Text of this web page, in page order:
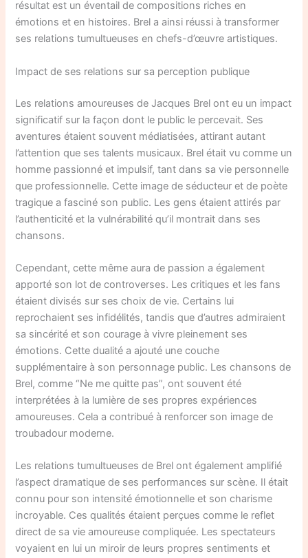
résultat est un éventail de compositions riches en
émotions et en histoires. Brel a ainsi réussi à transformer
ses relations tumultueuses en chefs-d’œuvre artistiques.
Impact de ses relations sur sa perception publique
Les relations amoureuses de Jacques Brel ont eu un impact
significatif sur la façon dont le public le percevait. Ses
aventures étaient souvent médiatisées, attirant autant
l’attention que ses talents musicaux. Brel était vu comme un
homme passionné et impulsif, tant dans sa vie personnelle
que professionnelle. Cette image de séducteur et de poète
tragique a fasciné son public. Les gens étaient attirés par
l’authenticité et la vulnérabilité qu’il montrait dans ses
chansons.
Cependant, cette même aura de passion a également
apporté son lot de controverses. Les critiques et les fans
étaient divisés sur ses choix de vie. Certains lui
reprochaient ses infidélités, tandis que d’autres admiraient
sa sincérité et son courage à vivre pleinement ses
émotions. Cette dualité a ajouté une couche
supplémentaire à son personnage public. Les chansons de
Brel, comme “Ne me quitte pas”, ont souvent été
interprétées à la lumière de ses propres expériences
amoureuses. Cela a contribué à renforcer son image de
troubadour moderne.
Les relations tumultueuses de Brel ont également amplifié
l’aspect dramatique de ses performances sur scène. Il était
connu pour son intensité émotionnelle et son charisme
incroyable. Ces qualités étaient perçues comme le reflet
direct de sa vie amoureuse compliquée. Les spectateurs
voyaient en lui un miroir de leurs propres sentiments et